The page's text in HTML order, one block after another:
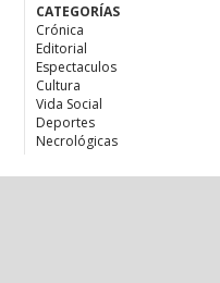
CATEGORÍAS
Crónica
Editorial
Espectaculos
Cultura
Vida Social
Deportes
Necrológicas